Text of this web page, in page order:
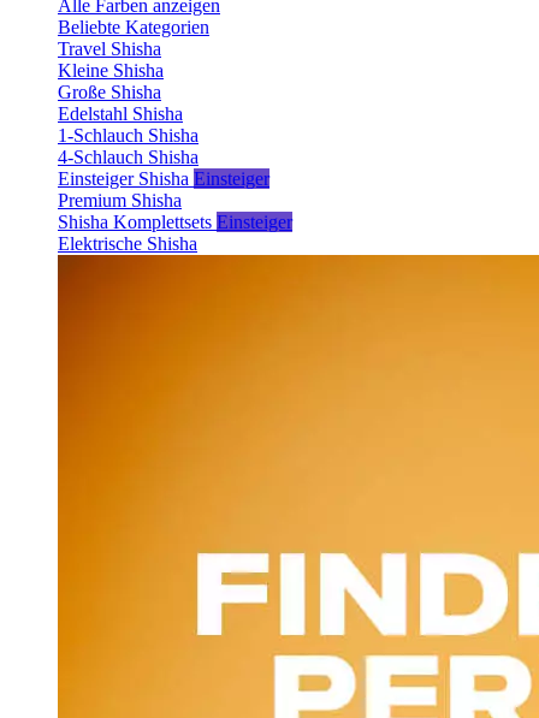
Alle Farben anzeigen
Beliebte Kategorien
Travel Shisha
Kleine Shisha
Große Shisha
Edelstahl Shisha
1-Schlauch Shisha
4-Schlauch Shisha
Einsteiger Shisha Einsteiger
Premium Shisha
Shisha Komplettsets Einsteiger
Elektrische Shisha